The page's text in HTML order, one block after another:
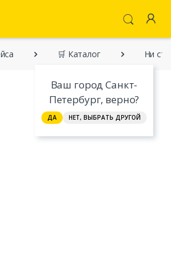
Ваш город Санкт-
Петербург, верно?
ДА НЕТ, ВЫБРАТЬ ДРУГОЙ
🛒 Каталог Ни